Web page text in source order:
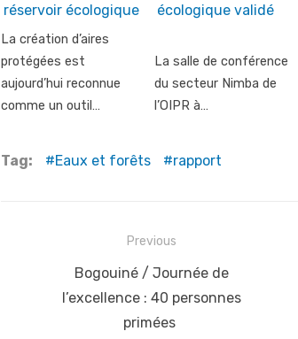
réservoir écologique
La création d’aires
protégées est
aujourd’hui reconnue
comme un outil…
écologique validé
La salle de conférence
du secteur Nimba de
l’OIPR à…
Tag: Eaux et forêts rapport
navigation
Previous
Previous
post:
Bogouiné / Journée de
l’excellence : 40 personnes
primées